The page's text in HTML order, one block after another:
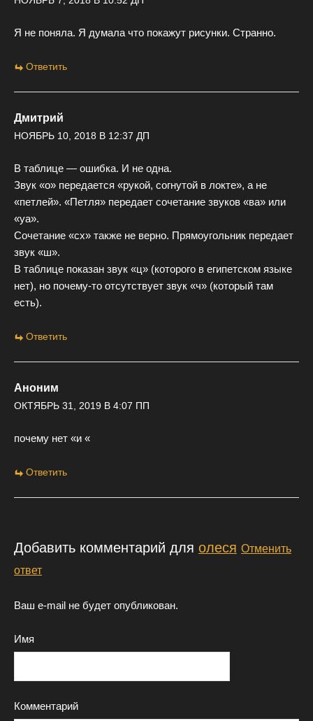
Я не поняла. Я думала что покажут рисунки. Странно.
Ответить
Дмитрий
НОЯБРЬ 10, 2018 В 12:37 ДП
В таблице — ошибка. И не одна.
Звук «о» передается «рукой, согнутой в локте», а не
«петлей». «Петля» передает сочетание звуков «ва» или
«уа».
Сочетание «сх» также не верно. Прямоугольник передает
звук «ш».
В таблице показан звук «ц» (которого в египетском языке
нет), но почему-то отсутствует звук «ч» (который там
есть).
Ответить
Аноним
ОКТЯБРЬ 31, 2019 В 4:07 ПП
почему нет «и «
Ответить
Добавить комментарий для олеся Отменить
ответ
Ваш e-mail не будет опубликован.
Имя
Комментарий